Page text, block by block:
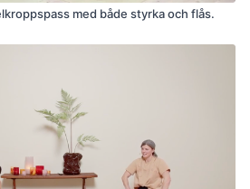
med både styrka och flås.